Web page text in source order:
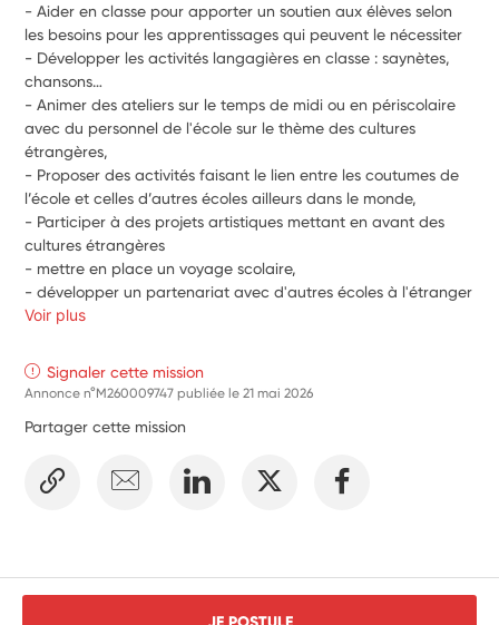
- Aider en classe pour apporter un soutien aux élèves selon
les besoins pour les apprentissages qui peuvent le nécessiter
- Développer les activités langagières en classe : saynètes,
chansons…
- Animer des ateliers sur le temps de midi ou en périscolaire
avec du personnel de l'école sur le thème des cultures
étrangères,
- Proposer des activités faisant le lien entre les coutumes de
l’école et celles d’autres écoles ailleurs dans le monde,
- Participer à des projets artistiques mettant en avant des
cultures étrangères
- mettre en place un voyage scolaire,
- développer un partenariat avec d'autres écoles à l'étranger
Voir plus
Signaler cette mission
Annonce n°M260009747 publiée le21 mai 2026
Partager cette mission